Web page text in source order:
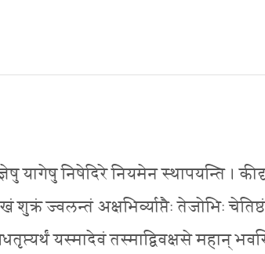
यागेषु निषेदिरे नियमेन स्थापयन्ति ।
ज्वलन्तं अक्षभिर्व्याप्तैः तेजोभिः
यस्मादेवं तस्माद्विवक्षसे महान्